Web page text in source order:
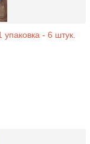
- 6 штук.